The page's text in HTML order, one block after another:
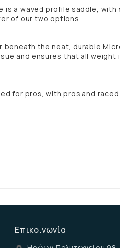
a waved profile saddle,
of our two options.
beneath the neat, durable
and ensures that all
for pros, with pros and raced
Επικοινωνία